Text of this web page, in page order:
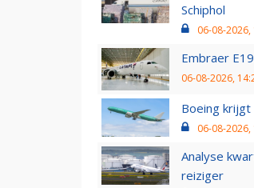
Schiphol
06-08-2026,
Embraer
06-08-2026,
Boeing
06-08-2026,
Analyse
reiziger